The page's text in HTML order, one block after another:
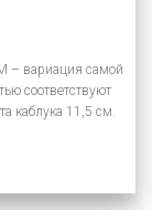
– вариация самой
соответствуют
каблука 11,5 см.